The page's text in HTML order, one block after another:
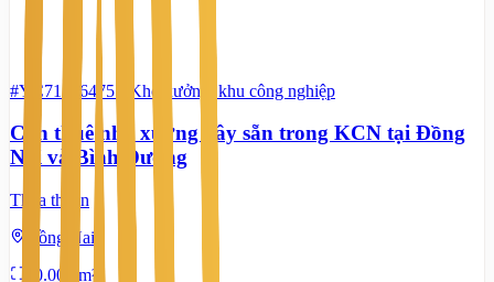
#YC71746475 Kho xưởng, khu công nghiệp
Cần thuê nhà xưởng xây sẵn trong KCN tại Đồng
Nai và Bình Dương
Thỏa thuận
Đồng Nai
20.000 m²